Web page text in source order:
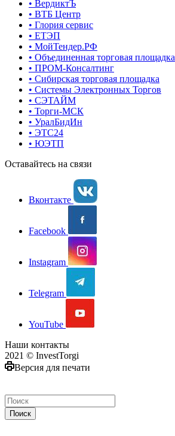
• ВердиктЪ
• ВТБ Центр
• Глория сервис
• ЕТЭП
• МойТендер.РФ
• Объединенная торговая площадка
• ПРОМ-Консалтинг
• Сибирская торговая площадка
• Системы Электронных Торгов
• СЭТАЙМ
• Торги-МСК
• УралБидИн
• ЭТС24
• ЮЭТП
Оставайтесь на связи
Вконтакте
Facebook
Instagram
Telegram
YouTube
Наши контакты
2021 © InvestTorgi
Версия для печати
Поиск